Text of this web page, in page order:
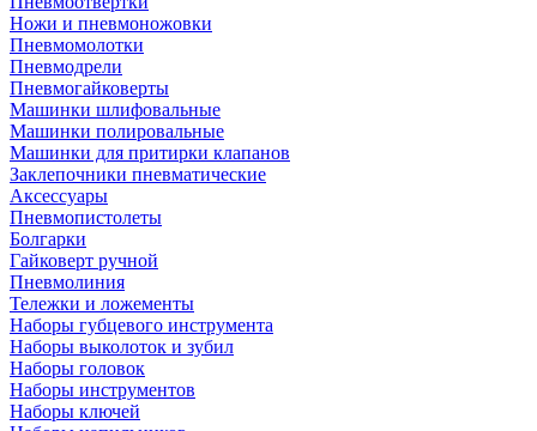
Ножи и пневмоножовки
Пневмомолотки
Пневмодрели
Пневмогайковерты
Машинки шлифовальные
Машинки полировальные
Машинки для притирки клапанов
Заклепочники пневматические
Аксессуары
Пневмопистолеты
Болгарки
Гайковерт ручной
Пневмолиния
Тележки и ложементы
Наборы губцевого инструмента
Наборы выколоток и зубил
Наборы головок
Наборы инструментов
Наборы ключей